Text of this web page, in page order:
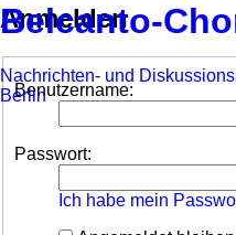
Belcanto-
Nachrichten- und
Berlin
Anmelden
Benutzername:
Passwort:
Ich habe mein